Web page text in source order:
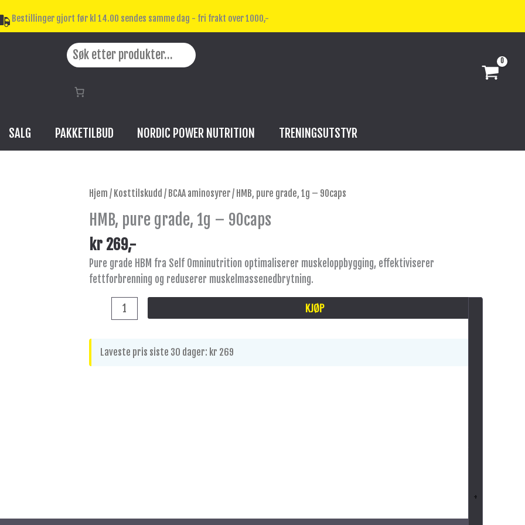
Bestillinger gjort før kl 14.00 sendes samme dag - fri frakt over 1000,-
SALG PAKKETILBUD NORDIC POWER NUTRITION TRENINGSUTSTYR
Hjem / Kosttilskudd / BCAA aminosyrer/ HMB, pure grade, 1g – 90caps
HMB, pure grade, 1g – 90caps
kr 269,-
Pure grade HBM fra Self Omninutrition optimaliserer muskeloppbygging, effektiviserer
fettforbrenning og reduserer muskelmassenedbrytning.
HMB,
grade,
1g
-
90caps
+
KJØP
Laveste pris siste 30 dager: kr 269